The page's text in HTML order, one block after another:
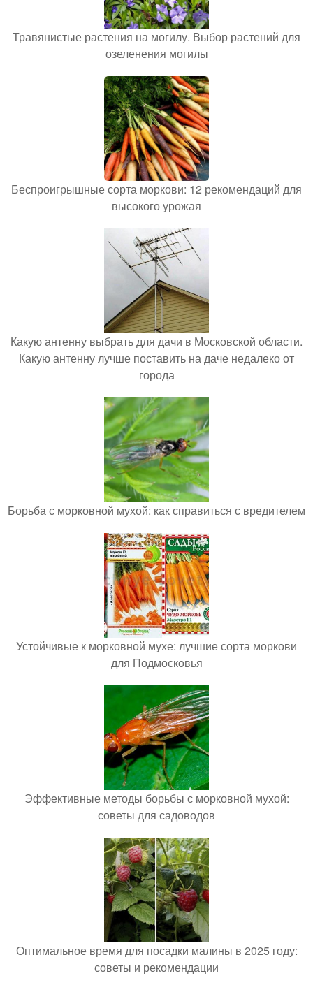
Травянистые растения на могилу. Выбор растений для
озеленения могилы
Беспроигрышные сорта моркови: 12 рекомендаций для
высокого урожая
Какую антенну выбрать для дачи в Московской области.
Какую антенну лучше поставить на даче недалеко от
города
Борьба с морковной мухой: как справиться с вредителем
Устойчивые к морковной мухе: лучшие сорта моркови
для Подмосковья
Эффективные методы борьбы с морковной мухой:
советы для садоводов
Оптимальное время для посадки малины в 2025 году:
советы и рекомендации